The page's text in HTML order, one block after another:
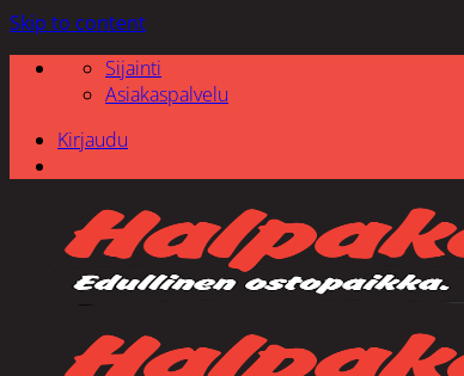
Skip to content
Sijainti
Asiakaspalvelu
Kirjaudu